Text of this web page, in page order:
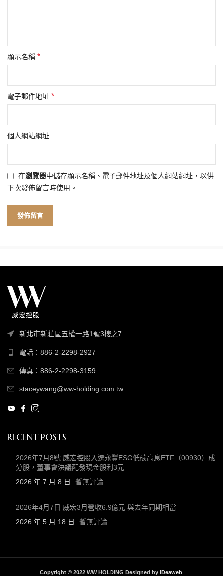
顯示名稱 *
電子郵件地址 *
個人網站網址
在瀏覽器中儲存顯示名稱、電子郵件地址及個人網站網址，以供
下次發佈留言時使用。
新北市新莊區五權一路1號3樓之7
電話：886-2-2298-2927
傳真：886-2-2298-3159
staceywang@ww-holding.com.tw
RECENT POSTS
2026年7月8號 威宏控股入選永豐ESG低碳高息ETF（00930）成
分股，董事會決議配發現金股利3元
2026 年 7 月 8 日
暫無評論
2026年4月7日 威宏3月營收6.9億元 與去年同期相當
2026 年 5 月 18 日
暫無評論
Copyright © 2022 WW HOLDING Designed by iDeaweb.